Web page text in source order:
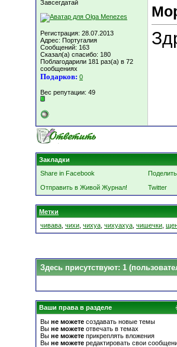
Завсегдатай
Регистрация: 28.07.2013
Адрес: Португалия
Сообщений: 163
Сказал(а) спасибо: 180
Поблагодарили 181 раз(а) в 72
сообщениях
Подарков: 0
Вес репутации: 49
Закладки
Share in Facebook
Отправить в Живой Журнал!
Twitter
Метки
чивава чихи чихуа чихуахуа чишечки
Здесь присутствуют: 1
Ваши права в разделе
Вы не можете создавать новые темы
Вы не можете отвечать в темах
Вы не можете прикреплять вложения
Вы не можете редактировать свои